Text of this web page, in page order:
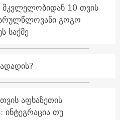
მკვლელობიდან 10 თვის
გოგო
საქმე
აფხაზეთის
ინტეგრაცია თუ